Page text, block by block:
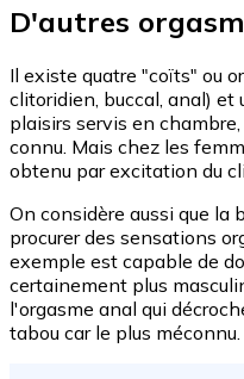
D'autres
Il existe quatre "coïts" ou
clitoridien, buccal, anal) et
plaisirs servis en
connu. Mais chez les
obtenu par excitation du
On considère aussi que la
procurer des sensations
exemple est capable de
certainement plus
l'orgasme anal qui
tabou car le plus méconnu.